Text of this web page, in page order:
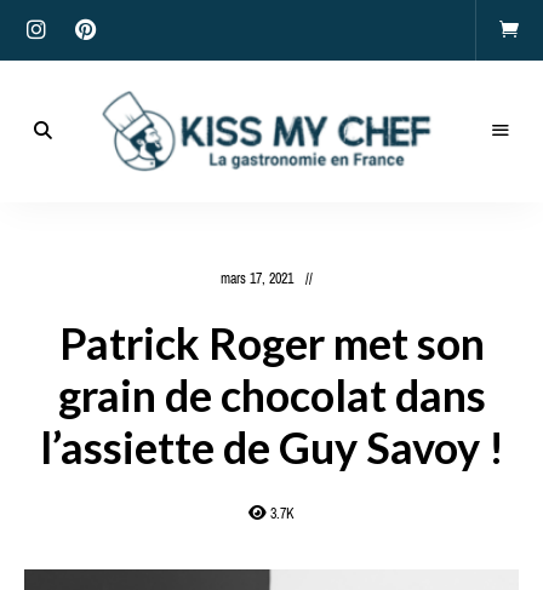
mars 17, 2021
Patrick Roger met son
grain de chocolat dans
l’assiette de Guy Savoy !
3.7K